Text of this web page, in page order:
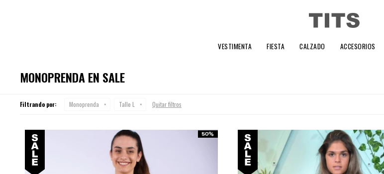
VESTIMENTA FIESTA CALZADO ACCESORIOS
MONOPRENDA EN SALE
Filtrando por: Monoprenda Talle L Quitar filtros